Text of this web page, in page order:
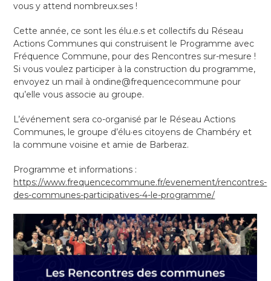
vous y attend nombreux.ses !
Cette année, ce sont les élu.e.s et collectifs du Réseau
Actions Communes qui construisent le Programme avec
Fréquence Commune, pour des Rencontres sur-mesure !
Si vous voulez participer à la construction duprogramme,
envoyez un mail à ondine@frequencecommune pour
qu’elle vous associe au groupe.
L’événement sera co-organisé par le Réseau Actions
Communes, le groupe d’élu·es citoyens de Chambéry et
la commune voisine et amie de Barberaz.
Programme et informations :
https://www.frequencecommune.fr/evenement/rencontres-
des-communes-participatives-4-le-programme/